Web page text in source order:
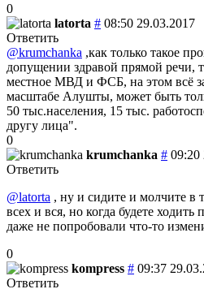
0
latorta # 08:50 29.03.2017
Ответить
@krumchanka ,как только такое
допущении здравой прямой речи,
местное МВД и ФСБ, на этом всё
масштабе Алушты, может быть
50 тыс.населения, 15 тыс.
другу лица".
0
krumchanka # 09:20
Ответить
@latorta , ну и сидите и молчите в
всех и вся, но когда будете
даже не попробовали что-то
0
kompress # 09:37
Ответить